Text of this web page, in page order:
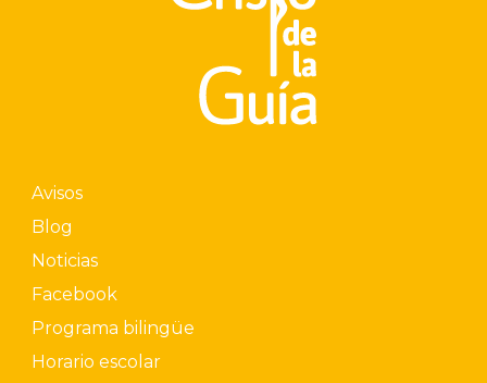
Avisos
Blog
Noticias
Facebook
Programa bilingüe
Horario escolar